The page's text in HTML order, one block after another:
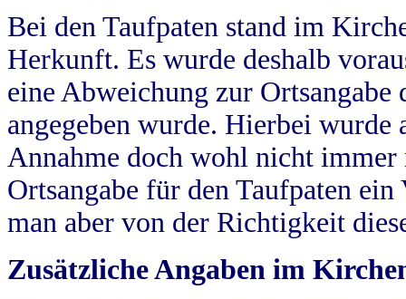
Bei den Taufpaten stand im
Herkunft. Es wurde deshalb
eine Abweichung zur
angegeben wurde. Hierbei wurde
Annahme doch wohl nicht
Ortsangabe für den Taufpaten
man aber von der Richtigkeit
Zusätzliche Angaben im